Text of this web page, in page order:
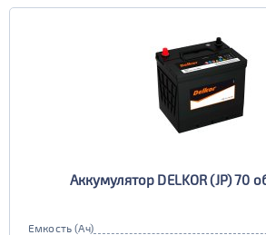
Аккумулятор DELKOR (JP) 70
Емкость (Ач)